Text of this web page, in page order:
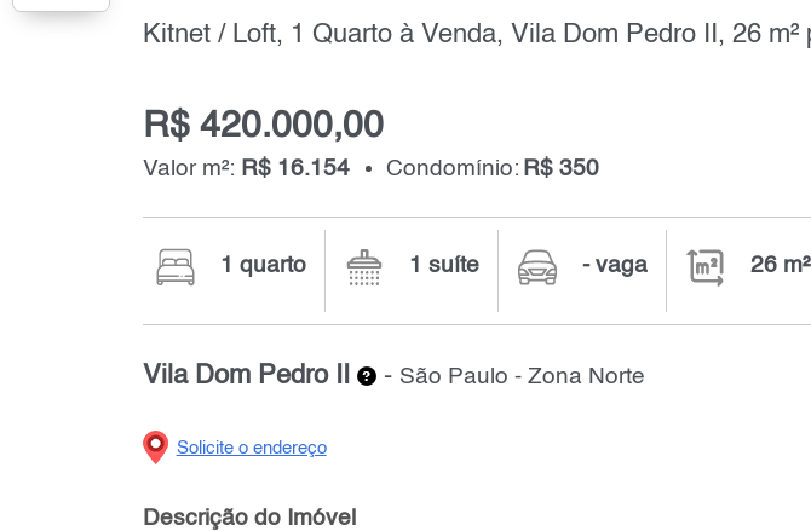
R$ 420.000,00
Valor m²: R$ 16.154 Condomínio: R$ 350
1 quarto 1 suíte - vaga 26 m²
Vila Dom Pedro II - São Paulo - Zona Norte
Solicite o endereço
Descrição do Imóvel